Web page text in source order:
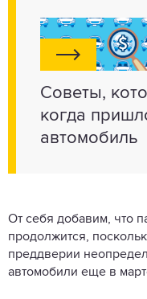
Советы,
когда
автомобиль
От себя добавим, что
продолжится,
преддверии
автомобили еще в